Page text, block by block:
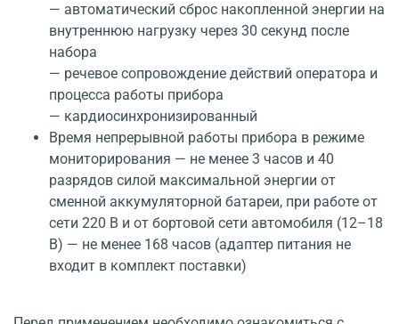
— автоматический сброс накопленной энергии на
внутреннюю нагрузку через 30 секунд после
набора
— речевое сопровождение действий оператора и
процесса работы прибора
— кардиосинхронизированный
Время непрерывной работы прибора в режиме
мониторирования — не менее 3 часов и 40
разрядов силой максимальной энергии от
сменной аккумуляторной батареи, при работе от
сети 220 В и от бортовой сети автомобиля (12–18
В) — не менее 168 часов (адаптер питания не
входит в комплект поставки)